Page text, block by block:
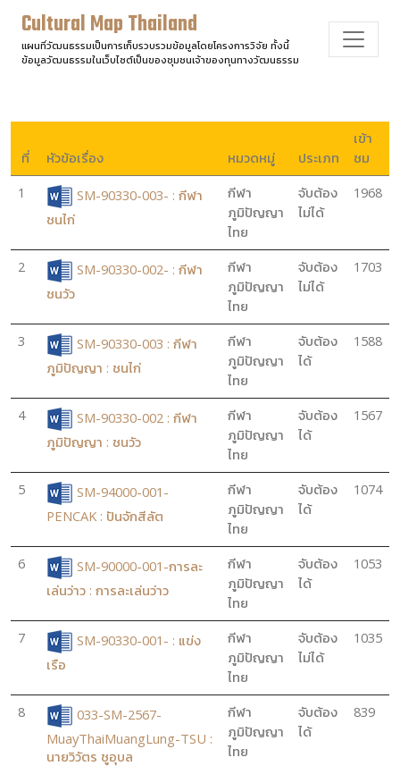
Cultural Map Thailand
แผนที่วัฒนธรรมเป็นการเก็บรวบรวมข้อมูลโดยโครงการวิจัย ทั้งนี้
ข้อมูลวัฒนธรรมในเว็บไซต์เป็นของชุมชนเจ้าของทุนทางวัฒนธรรม
ที่ หัวข้อเรื่อง หมวดหมู่ ประเภท
เข้า
ชม
1
SM-90330-003- : กีฬา
ชนไก่
กีฬา
ภูมิปัญญา
ไทย
จับต้อง
ไม่ได้
1968
2
SM-90330-002- : กีฬา
ชนวัว
กีฬา
ภูมิปัญญา
ไทย
จับต้อง
ไม่ได้
1703
3
SM-90330-003 : กีฬา
ภูมิปัญญา : ชนไก่
กีฬา
ภูมิปัญญา
ไทย
จับต้อง
ได้
1588
4
SM-90330-002 : กีฬา
ภูมิปัญญา : ชนวัว
กีฬา
ภูมิปัญญา
ไทย
จับต้อง
ได้
1567
5
SM-94000-001-
PENCAK : ปันจักสีลัต
กีฬา
ภูมิปัญญา
ไทย
จับต้อง
ได้
1074
6
SM-90000-001-การละ
เล่นว่าว : การละเล่นว่าว
กีฬา
ภูมิปัญญา
ไทย
จับต้อง
ได้
1053
7
SM-90330-001- : แข่ง
เรือ
กีฬา
ภูมิปัญญา
ไทย
จับต้อง
ไม่ได้
1035
8
033-SM-2567-
MuayThaiMuangLung-TSU :
นายวิวัตร ชูอุบล
กีฬา
ภูมิปัญญา
ไทย
จับต้อง
ได้
839